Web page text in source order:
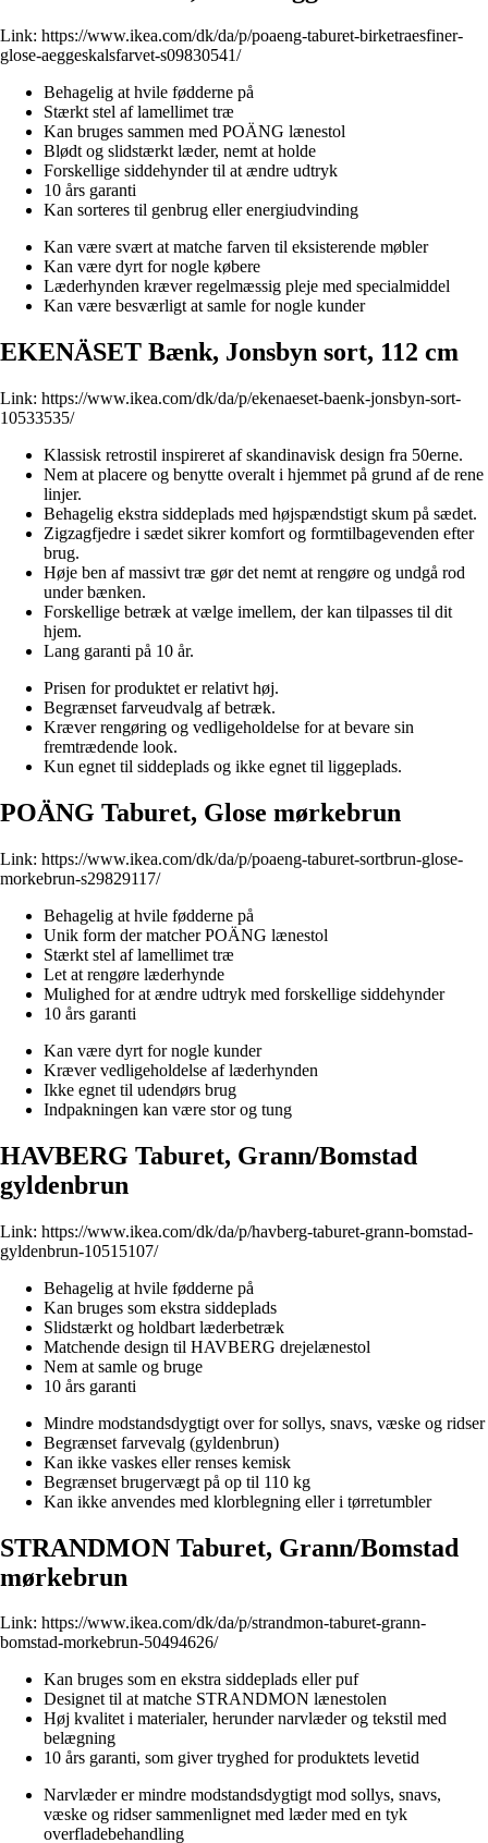
Link: https://www.ikea.com/dk/da/p/poaeng-taburet-birketraesfiner-
glose-aeggeskalsfarvet-s09830541/
Behagelig at hvile fødderne på
Stærkt stel af lamellimet træ
Kan bruges sammen med POÄNG lænestol
Blødt og slidstærkt læder, nemt at holde
Forskellige siddehynder til at ændre udtryk
10 års garanti
Kan sorteres til genbrug eller energiudvinding
Kan være svært at matche farven til eksisterende møbler
Kan være dyrt for nogle købere
Læderhynden kræver regelmæssig pleje med specialmiddel
Kan være besværligt at samle for nogle kunder
EKENÄSET Bænk, Jonsbyn sort, 112 cm
Link: https://www.ikea.com/dk/da/p/ekenaeset-baenk-jonsbyn-sort-
10533535/
Klassisk retrostil inspireret af skandinavisk design fra 50erne.
Nem at placere og benytte overalt i hjemmet på grund af de rene
linjer.
Behagelig ekstra siddeplads med højspændstigt skum på sædet.
Zigzagfjedre i sædet sikrer komfort og formtilbagevenden efter
brug.
Høje ben af massivt træ gør det nemt at rengøre og undgå rod
under bænken.
Forskellige betræk at vælge imellem, der kan tilpasses til dit
hjem.
Lang garanti på 10 år.
Prisen for produktet er relativt høj.
Begrænset farveudvalg af betræk.
Kræver rengøring og vedligeholdelse for at bevare sin
fremtrædende look.
Kun egnet til siddeplads og ikke egnet til liggeplads.
POÄNG Taburet, Glose mørkebrun
Link: https://www.ikea.com/dk/da/p/poaeng-taburet-sortbrun-glose-
morkebrun-s29829117/
Behagelig at hvile fødderne på
Unik form der matcher POÄNG lænestol
Stærkt stel af lamellimet træ
Let at rengøre læderhynde
Mulighed for at ændre udtryk med forskellige siddehynder
10 års garanti
Kan være dyrt for nogle kunder
Kræver vedligeholdelse af læderhynden
Ikke egnet til udendørs brug
Indpakningen kan være stor og tung
HAVBERG Taburet, Grann/Bomstad
gyldenbrun
Link: https://www.ikea.com/dk/da/p/havberg-taburet-grann-bomstad-
gyldenbrun-10515107/
Behagelig at hvile fødderne på
Kan bruges som ekstra siddeplads
Slidstærkt og holdbart læderbetræk
Matchende design til HAVBERG drejelænestol
Nem at samle og bruge
10 års garanti
Mindre modstandsdygtigt over for sollys, snavs, væske og ridser
Begrænset farvevalg (gyldenbrun)
Kan ikke vaskes eller renses kemisk
Begrænset brugervægt på op til 110 kg
Kan ikke anvendes med klorblegning eller i tørretumbler
STRANDMON Taburet, Grann/Bomstad
mørkebrun
Link: https://www.ikea.com/dk/da/p/strandmon-taburet-grann-
bomstad-morkebrun-50494626/
Kan bruges som en ekstra siddeplads eller puf
Designet til at matche STRANDMON lænestolen
Høj kvalitet i materialer, herunder narvlæder og tekstil med
belægning
10 års garanti, som giver tryghed for produktets levetid
Narvlæder er mindre modstandsdygtigt mod sollys, snavs,
væske og ridser sammenlignet med læder med en tyk
overfladebehandling